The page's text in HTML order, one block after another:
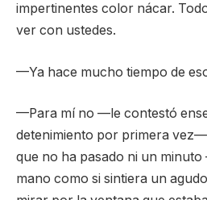
impertinentes color nácar.
ver con ustedes.
—Ya hace mucho tiempo de
—Para mí no —le contestó
detenimiento por primera
que no ha pasado ni un
mano como si sintiera un